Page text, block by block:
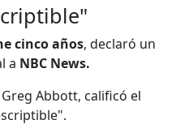
cinco años, declaró un
a NBC News.
Greg Abbott, calificó el